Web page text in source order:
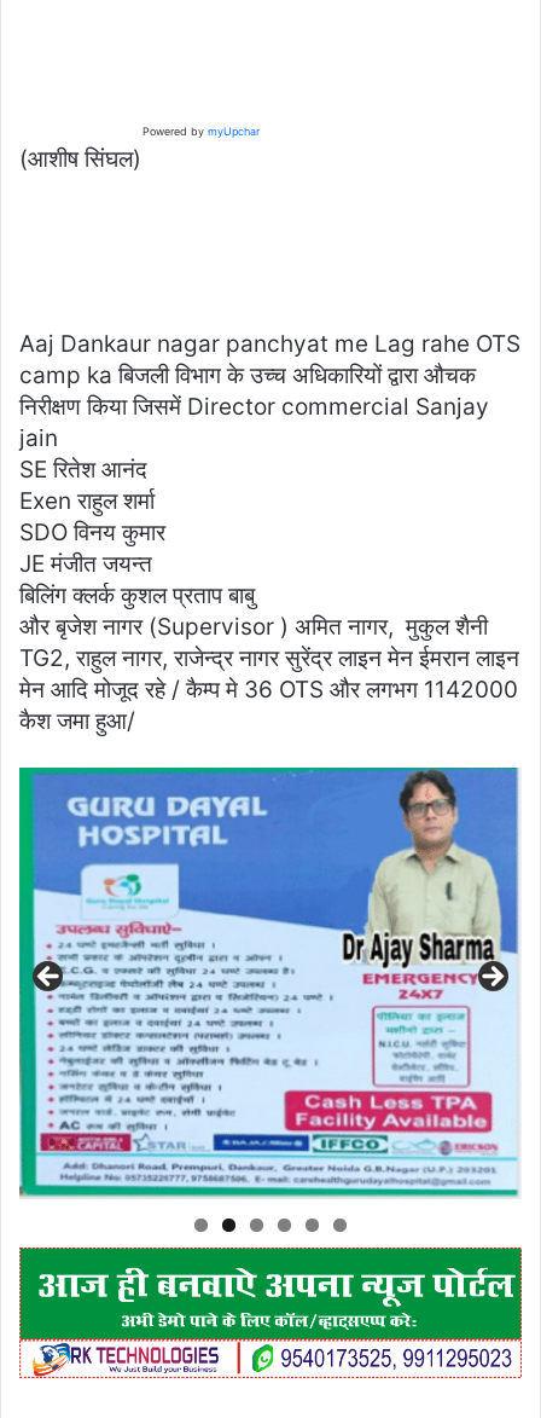
Powered bymyUpchar
(आशीष सिंघल)
Aaj Dankaur nagar panchyat me Lag rahe OTS
camp ka बिजली विभाग के उच्च अधिकारियों द्वारा औचक
निरीक्षण किया जिसमें Director commercial Sanjay
jain
SE रितेश आनंद
Exen राहुल शर्मा
SDO विनय कुमार
JE मंजीत जयन्त
बिलिंग क्लर्क कुशल प्रताप बाबु
और बृजेश नागर (Supervisor ) अमित नागर, मुकुल शैनी
TG2, राहुल नागर, राजेन्द्र नागर सुरेंद्र लाइन मेन ईमरान लाइन
मेन आदि मोजूद रहे / कैम्प मे 36 OTS और लगभग 1142000
कैश जमा हुआ/